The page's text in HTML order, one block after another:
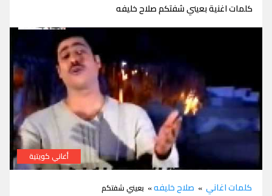
كلمات اغنية بعيني شفتكم صلاح خليفه
أغاني كويتية
كلمات اغاني » صلاح خليفه» بعيني شفتكم